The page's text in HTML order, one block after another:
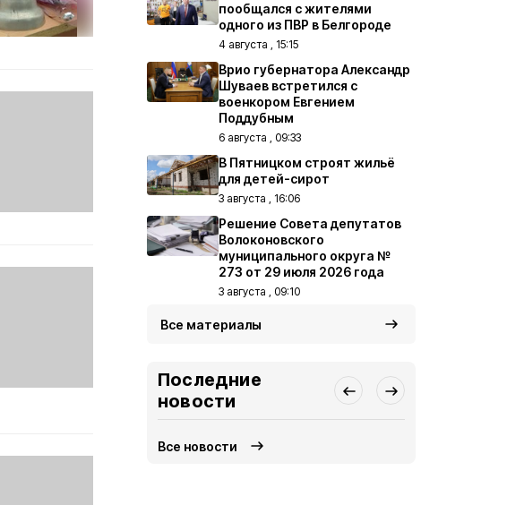
пообщался с жителями
одного из ПВР в Белгороде
4 августа , 15:15
Врио губернатора Александр
Шуваев встретился с
военкором Евгением
Поддубным
6 августа , 09:33
В Пятницком строят жильё
для детей-сирот
3 августа , 16:06
Решение Совета депутатов
Волоконовского
муниципального округа №
273 от 29 июля 2026 года
3 августа , 09:10
Все материалы
Последние
новости
Все новости